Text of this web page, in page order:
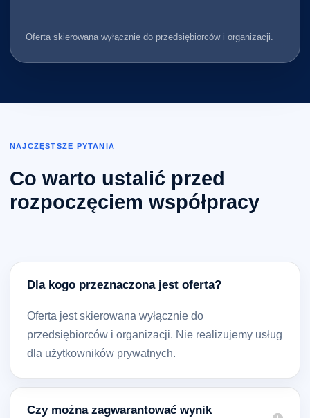
Oferta skierowana wyłącznie do przedsiębiorców i organizacji.
NAJCZĘSTSZE PYTANIA
Co warto ustalić przed
rozpoczęciem współpracy
Dla kogo przeznaczona jest oferta?
Oferta jest skierowana wyłącznie do
przedsiębiorców i organizacji. Nie realizujemy usług
dla użytkowników prywatnych.
Czy można zagwarantować wynik